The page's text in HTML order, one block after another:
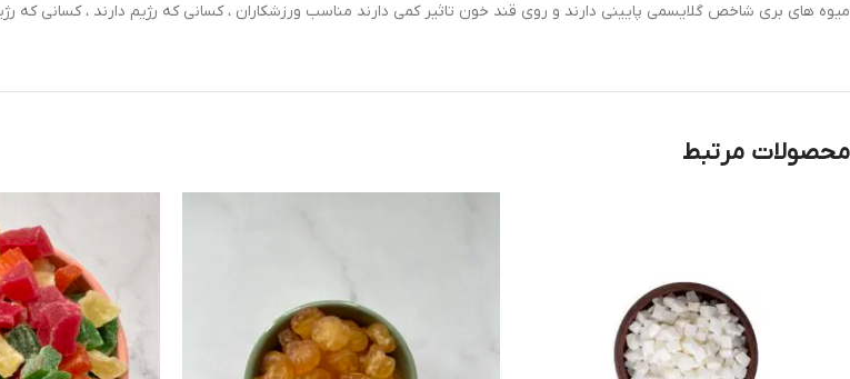
میوه های بری شاخص گلایسمی پایینی دارند و روی قند خون تاثیر کمی دارند مناسب ورزشکاران ، کسانی که رژیم دارند ، کسانی که
محصولات مرتبط